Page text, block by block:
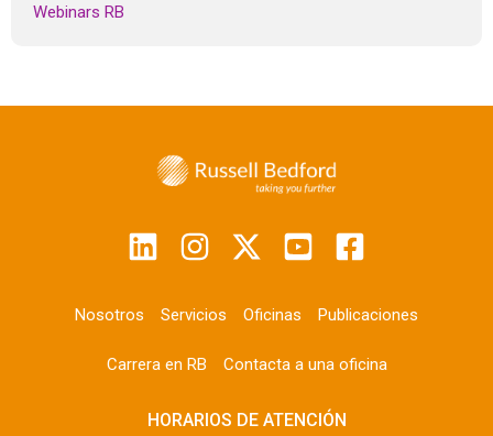
Webinars RB
Nosotros Servicios Oficinas Publicaciones
Carrera en RB Contacta a una oficina
HORARIOS DE ATENCIÓN